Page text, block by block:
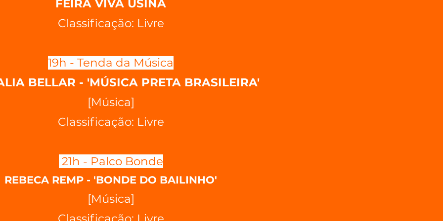
FEIRA VIVA USINA
Classificação: Livre
19h - Tenda da Música
BELLAR - 'MÚSICA PRETA BRASILEIRA'
[Música]
Classificação: Livre
21h - Palco Bonde
REBECA REMP - 'BONDE DO BAILINHO'
[Música]